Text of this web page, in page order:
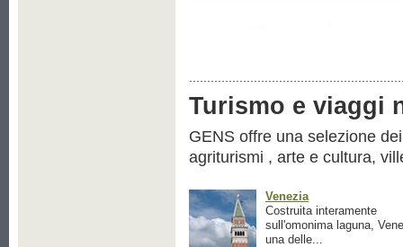
Turismo e viaggi
GENS offre una selezione
agriturismi , arte e cultura,
Venezia
Costruita interamente
sull'omonima laguna,
una delle...